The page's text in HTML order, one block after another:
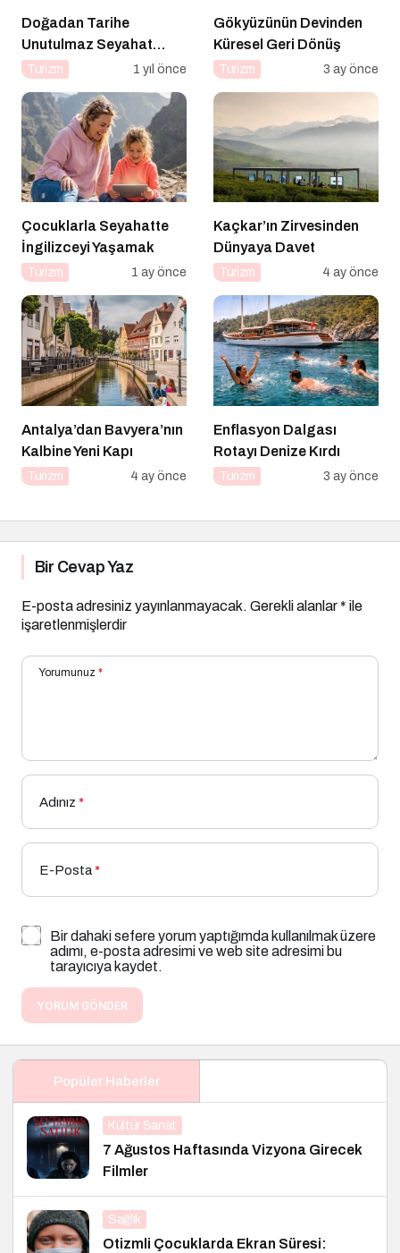
Doğadan Tarihe
Unutulmaz Seyahat
Önerileri
Turizm 1 yıl önce
Gökyüzünün Devinden
Küresel Geri Dönüş
Turizm 3 ay önce
Çocuklarla Seyahatte
İngilizceyi Yaşamak
Turizm 1 ay önce
Kaçkar’ın Zirvesinden
Dünyaya Davet
Turizm 4 ay önce
Antalya’dan Bavyera’nın
Kalbine Yeni Kapı
Turizm 4 ay önce
Enflasyon Dalgası
Rotayı Denize Kırdı
Turizm 3 ay önce
Bir Cevap Yaz
E-posta adresiniz yayınlanmayacak. Gerekli alanlar* ile
işaretlenmişlerdir
Yorumunuz *
Adınız *
E-Posta*
Bir dahaki sefere yorum yaptığımda kullanılmak üzere
adımı, e-posta adresimi ve web site adresimi bu
tarayıcıya kaydet.
YORUM GÖNDER
Popüler Haberler
Kültür Sanat
7 Ağustos Haftasında Vizyona Girecek
Filmler
Sağlık
Otizmli Çocuklarda Ekran Süresi: